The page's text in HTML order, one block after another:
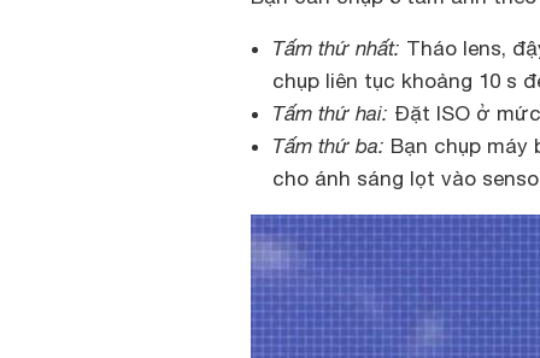
Tấm thứ nhất: Tháo lens,
chụp liên tục khoảng 10 s
Tấm thứ hai: Đặt ISO ở
Tấm thứ ba: Bạn chụp máy
cho ánh sáng lọt vào